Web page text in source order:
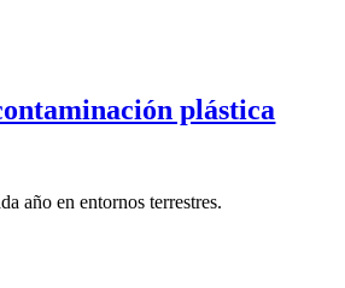
plástica
año en entornos terrestres.